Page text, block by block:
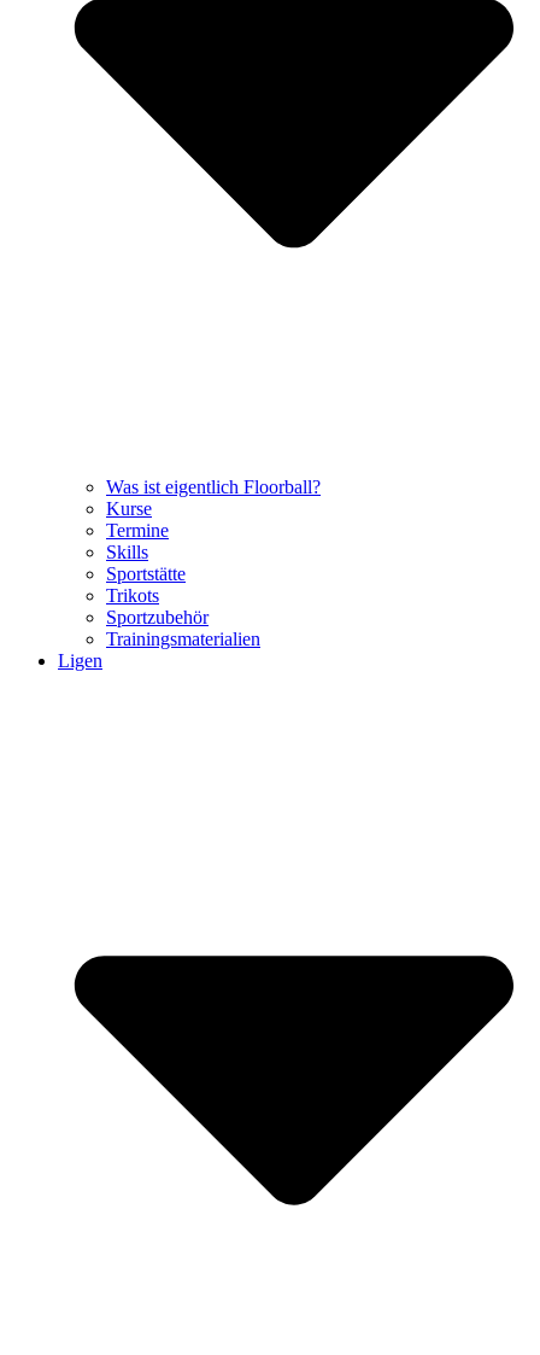
Was ist eigentlich Floorball?
Kurse
Termine
Skills
Sportstätte
Trikots
Sportzubehör
Trainingsmaterialien
Ligen